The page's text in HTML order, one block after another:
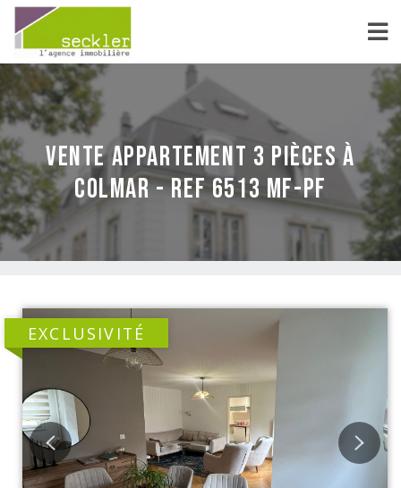
vente Appartement 3 pièces à
Colmar - REF 6513 MF-PF
EXCLUSIVITÉ